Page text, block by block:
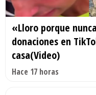
«Lloro porque
donaciones en
casa(Video)
Hace 17 horas